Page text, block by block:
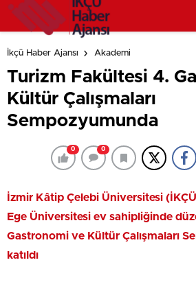
İkçü Haber Ajansı Akademi
Turizm Fakültesi 4.
Kültür Çalışmaları
Sempozyumunda
0 0
İzmir Kâtip Çelebi Üniversitesi
Ege Üniversitesi ev sahipliğinde
Gastronomi ve Kültür Çalışmaları
katıldı